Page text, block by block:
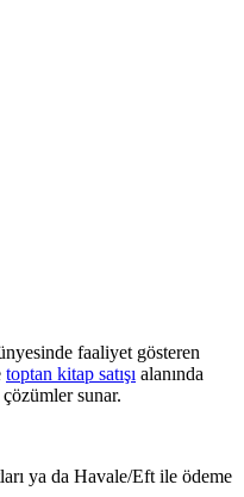
faaliyet gösteren
toptan kitap satışı alanında
sunar.
ya da Havale/Eft ile ödeme